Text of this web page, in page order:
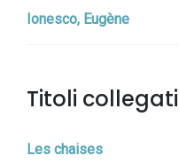
Ionesco, Eugène
Titoli collegati
Les chaises